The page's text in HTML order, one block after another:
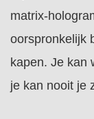
matrix-
oorspronkelijk
kapen. Je kan
je kan nooit je